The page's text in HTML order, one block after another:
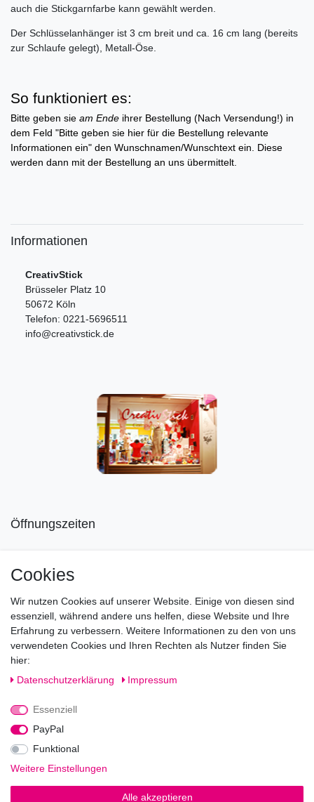
auch die Stickgarnfarbe kann gewählt werden.
Der Schlüsselanhänger ist 3 cm breit und ca. 16 cm lang (bereits
zur Schlaufe gelegt), Metall-Öse.
So funktioniert es:
Bitte geben sie am Ende ihrer Bestellung (Nach Versendung!) in
dem Feld "Bitte geben sie hier für die Bestellung relevante
Informationen ein" den Wunschnamen/Wunschtext ein. Diese
werden dann mit der Bestellung an uns übermittelt.
Informationen
CreativStick
Brüsseler Platz 10
50672 Köln
Telefon: 0221-5696511
info@creativstick.de
Öffnungszeiten
Di-Fr von 10.00 - 18.30 Uhr
Sa von 11.00 - 16.00 Uhr
Besuchen Sie unsere Verkaufsräume, dort beraten wir Sie
gerne.
Fragen?
Rufen Sie an!
0221-5696511
Impressum Daten­schutz­erklärung AGB
Cookies
Wir nutzen Cookies auf unserer Website. Einige von diesen sind
essenziell, während andere uns helfen, diese Website und Ihre
Erfahrung zu verbessern. Weitere Informationen zu den von uns
verwendeten Cookies und Ihren Rechten als Nutzer finden Sie
hier:
Daten­schutz­erklärung
Impressum
Essenziell
PayPal
Funktional
Weitere Einstellungen
Alle akzeptieren